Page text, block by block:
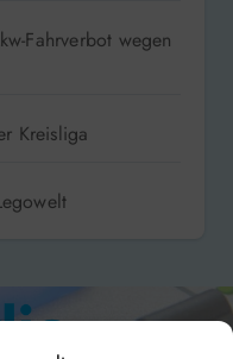
Fahrverbot wegen
Kreisliga